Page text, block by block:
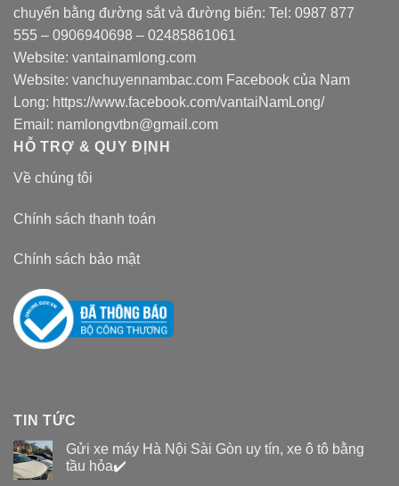
chuyển bằng đường sắt và đường biển: Tel: 0987 877
555 – 0906940698 – 02485861061
Website: vantainamlong.com
Website: vanchuyennambac.com Facebook của Nam
Long: https://www.facebook.com/vantaiNamLong/
Email: namlongvtbn@gmail.com
HỖ TRỢ & QUY ĐỊNH
Về chúng tôi
Chính sách thanh toán
Chính sách bảo mật
TIN TỨC
Gửi xe máy Hà Nội Sài Gòn uy tín, xe ô tô bằng
tầu hỏa✔️